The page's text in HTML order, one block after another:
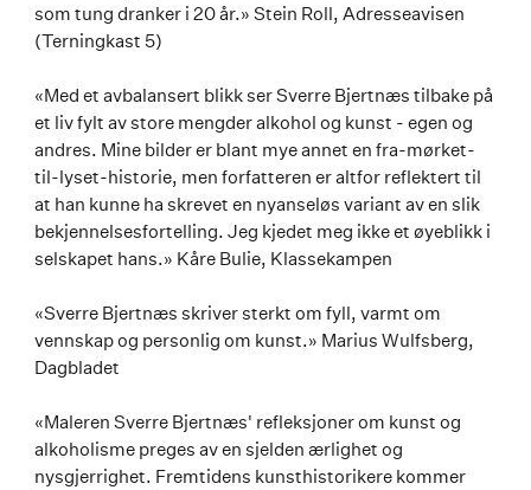
som tung dranker i 20 år.» Stein Roll, Adresseavisen
(Terningkast 5)
«Med et avbalansert blikk ser Sverre Bjertnæs tilbake på
et liv fylt av store mengder alkohol og kunst - egen og
andres. Mine bilder er blant mye annet en fra-mørket-
til-lyset-historie, men forfatteren er altfor reflektert til
at han kunne ha skrevet en nyanseløs variant av en slik
bekjennelsesfortelling. Jeg kjedet meg ikke et øyeblikk i
selskapet hans.» Kåre Bulie, Klassekampen
«Sverre Bjertnæs skriver sterkt om fyll, varmt om
vennskap og personlig om kunst.» Marius Wulfsberg,
Dagbladet
«Maleren Sverre Bjertnæs' refleksjoner om kunst og
alkoholisme preges av en sjelden ærlighet og
nysgjerrighet. Fremtidens kunsthistorikere kommer